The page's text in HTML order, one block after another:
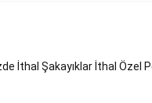
İthal Şakayıklar İthal Özel